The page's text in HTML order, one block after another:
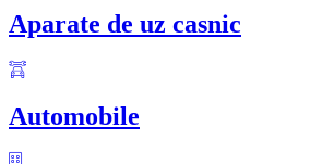
Aparate de uz casnic
Automobile